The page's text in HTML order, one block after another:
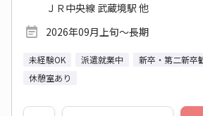
ＪＲ中央線 武蔵境駅 他
2026年09月上旬～長期
未経験OK 派遣就業中 新卒・第二新卒
休憩室あり